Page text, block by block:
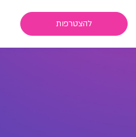
להצטרפות